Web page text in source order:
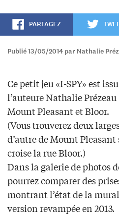
PARTAGEZ
Publié 13/05/2014 par Nathalie
Ce petit jeu «I-SPY» est
l’auteure Nathalie
Mount Pleasant et Bloor.
(Vous trouverez deux
d’autre de Mount
croise la rue Bloor.)
Dans la galerie de photos
pourrez comparer des
montrant l’état de la
version revampée en 2013.